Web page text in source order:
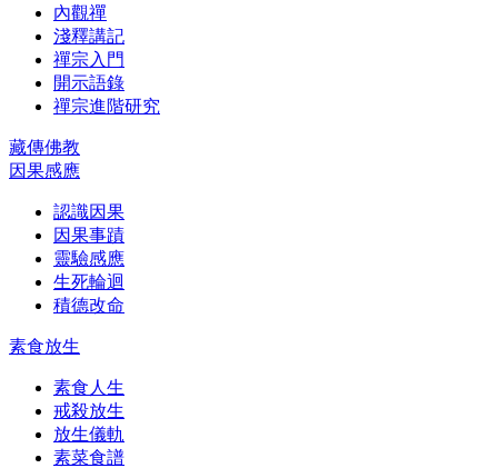
內觀禪
淺釋講記
禪宗入門
開示語錄
禪宗進階研究
藏傳佛教
因果感應
認識因果
因果事蹟
靈驗感應
生死輪迴
積德改命
素食放生
素食人生
戒殺放生
放生儀軌
素菜食譜